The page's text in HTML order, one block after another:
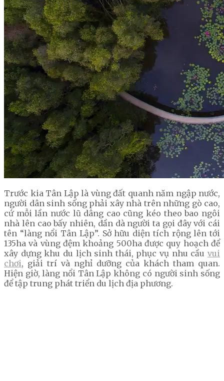
Trước kia Tân Lập là vùng đất quanh năm ngập nước,
người dân sinh sống phải xây nhà trên những gò cao,
cứ mỗi lần nước lũ dâng cao cũng kéo theo bao ngôi
nhà lên cao bấy nhiên, dần dà người ta gọi đây với cái
tên “làng nổi Tân Lập”. Sở hữu diện tích rộng lên tới
135ha và vùng đệm khoảng 500ha được quy hoạch để
xây dựng khu du lịch sinh thái, phục vụ nhu cầu vui
chơi, giải trí và nghỉ dưỡng của khách tham quan.
Hiện giờ, làng nổi Tân Lập không có người sinh sống
để tập trung phát triển du lịch địa phương.